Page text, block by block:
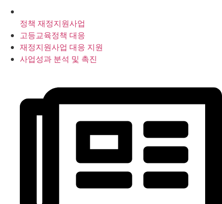
정책 재정지원사업
고등교육정책 대응
재정지원사업 대응 지원
사업성과 분석 및 촉진